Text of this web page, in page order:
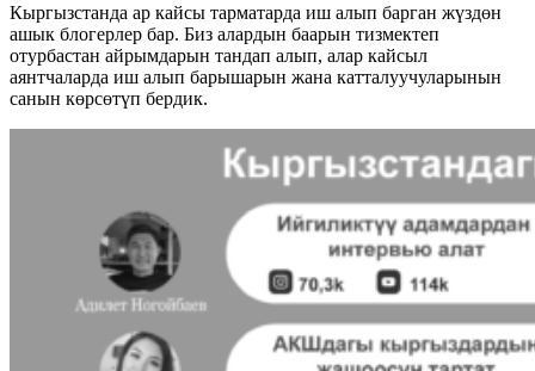
Кыргызстанда ар кайсы тарматарда иш алып барган жүздөн
ашык блогерлер бар. Биз алардын баарын тизмектеп
отурбастан айрымдарын тандап алып, алар кайсыл
аянтчаларда иш алып барышарын жана катталуучуларынын
санын көрсөтүп бердик.